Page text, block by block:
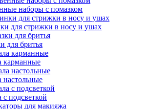
наборы с помазком
для стрижки в носу и ушах
для бритья
карманные
настольные
с подсветкой
для макияжа